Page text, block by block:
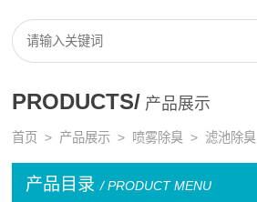
PRODUCTS/ 产品展示
首页 > 产品展示 > 喷雾除臭 > 滤池除臭
产品目录 / PRODUCT MENU